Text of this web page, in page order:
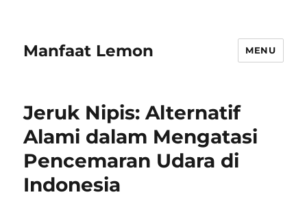
Manfaat Lemon MENU
Jeruk Nipis: Alternatif
Alami dalam Mengatasi
Pencemaran Udara di
Indonesia